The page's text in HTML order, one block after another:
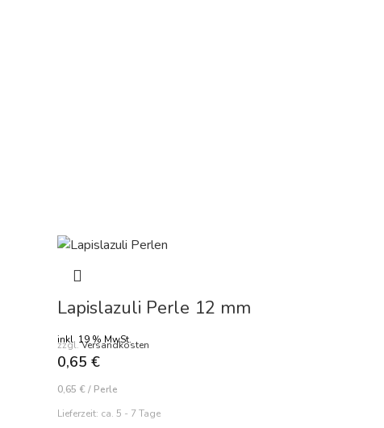
Lapislazuli Perle 12 mm
inkl. 19 % MwSt.
zzgl.Versandkosten
0,65 €
0,65 € / Perle
Lieferzeit: ca. 5 - 7 Tage